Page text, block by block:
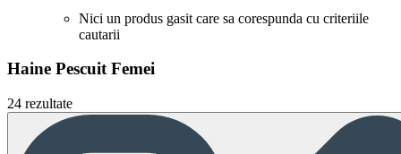
Nici un produs gasit care sa corespunda cu criteriile
cautarii
Haine Pescuit Femei
24 rezultate